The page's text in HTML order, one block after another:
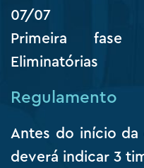
07/07
Primeira fase
Eliminatórias
Regulamento
Antes do início
deverá indicar 3